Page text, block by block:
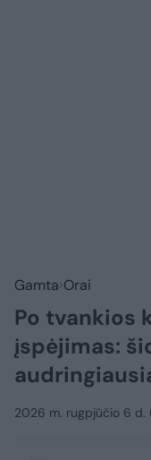
Gamta Orai
Po tvankios
įspėjimas:
2026 m. rugpjūčio 6 d.